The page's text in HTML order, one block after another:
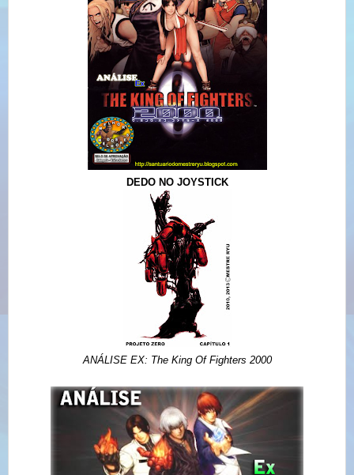
DEDO NO JOYSTICK
ANÁLISE EX: The King Of Fighters 2000